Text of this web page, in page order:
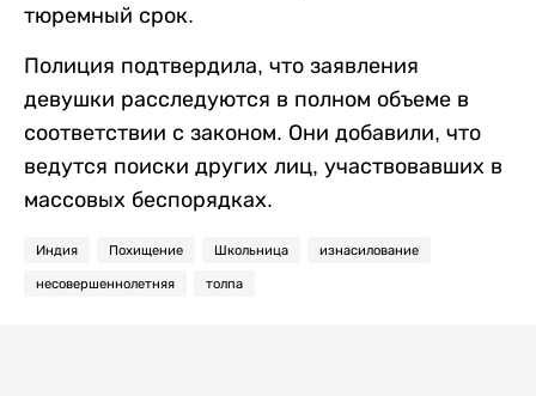
тюремный срок.
Полиция подтвердила, что заявления
девушки расследуются в полном объеме в
соответствии с законом. Они добавили, что
ведутся поиски других лиц, участвовавших в
массовых беспорядках.
Индия Похищение Школьница изнасилование
несовершеннолетняя толпа